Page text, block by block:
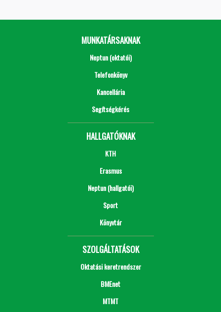
MUNKATÁRSAKNAK
Neptun (oktatói)
Telefonkönyv
Kancellária
Segítségkérés
HALLGATÓKNAK
KTH
Erasmus
Neptun (hallgatói)
Sport
Könyvtár
SZOLGÁLTATÁSOK
Oktatási keretrendszer
BMEnet
MTMT